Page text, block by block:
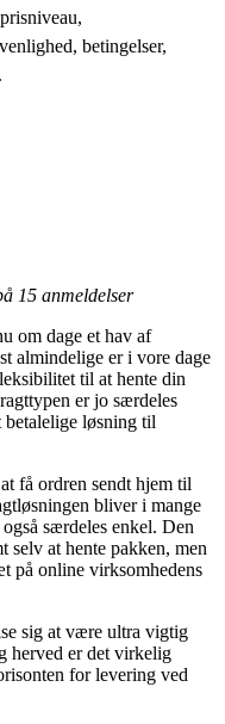
betingelser,
15 anmeldelser
om dage et hav af
almindelige er i vore dage
til at hente din
er jo særdeles
betalelige løsning til
få ordren sendt hjem til
bliver i mange
særdeles enkel. Den
selv at hente pakken, men
på online virksomhedens
sig at være ultra vigtig
herved er det virkelig
for levering ved